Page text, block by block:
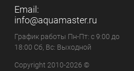
Email:
info@aquamaster.ru
График работы Пн-Пт: с 9:00 до
18:00 Сб, Вс: Выходной
Copyright 2010-2026 ©